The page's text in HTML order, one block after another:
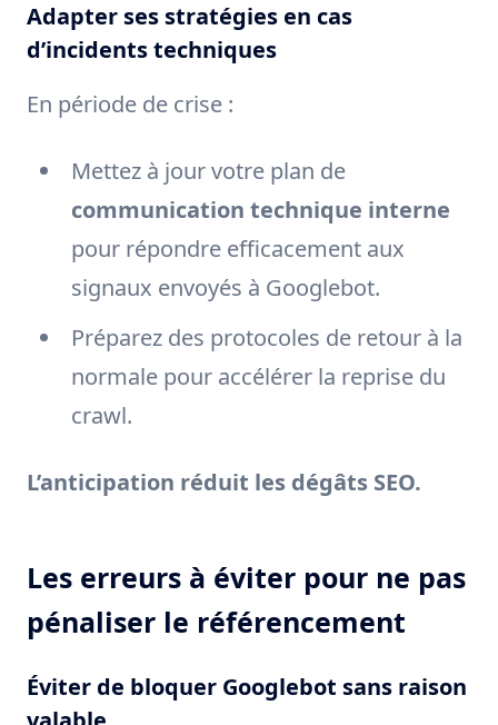
Adapter ses stratégies en cas
d’incidents techniques
En période de crise :
Mettez à jour votre plan de
communication technique interne
pour répondre efficacement aux
signaux envoyés à Googlebot.
Préparez des protocoles de retour à la
normale pour accélérer la reprise du
crawl.
L’anticipation réduit les dégâts SEO.
Les erreurs à éviter pour ne pas
pénaliser le référencement
Éviter de bloquer Googlebot sans raison